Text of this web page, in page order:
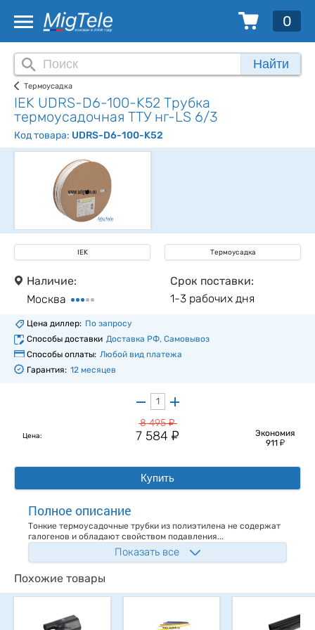
0
Найти
Термоусадка
IEK UDRS-D6-100-K52 Трубка
термоусадочная ТТУ нг-LS 6/3
Код товара: UDRS-D6-100-K52
IEK Термоусадка
Наличие:
Москва
Срок поставки:
1-3 рабочих дня
Цена диллер: По запросу
Способы доставки Доставка РФ, Самовывоз
Способы оплаты: Любой вид платежа
Гарантия: 12 месяцев
Цена:
8 495у
7 584у
Экономия
911 у
Купить
Полное описание
Тонкие термоусадочные трубки из полиэтилена не содержат
галогенов и обладают свойством подавления...
Показать все
Похожие товары